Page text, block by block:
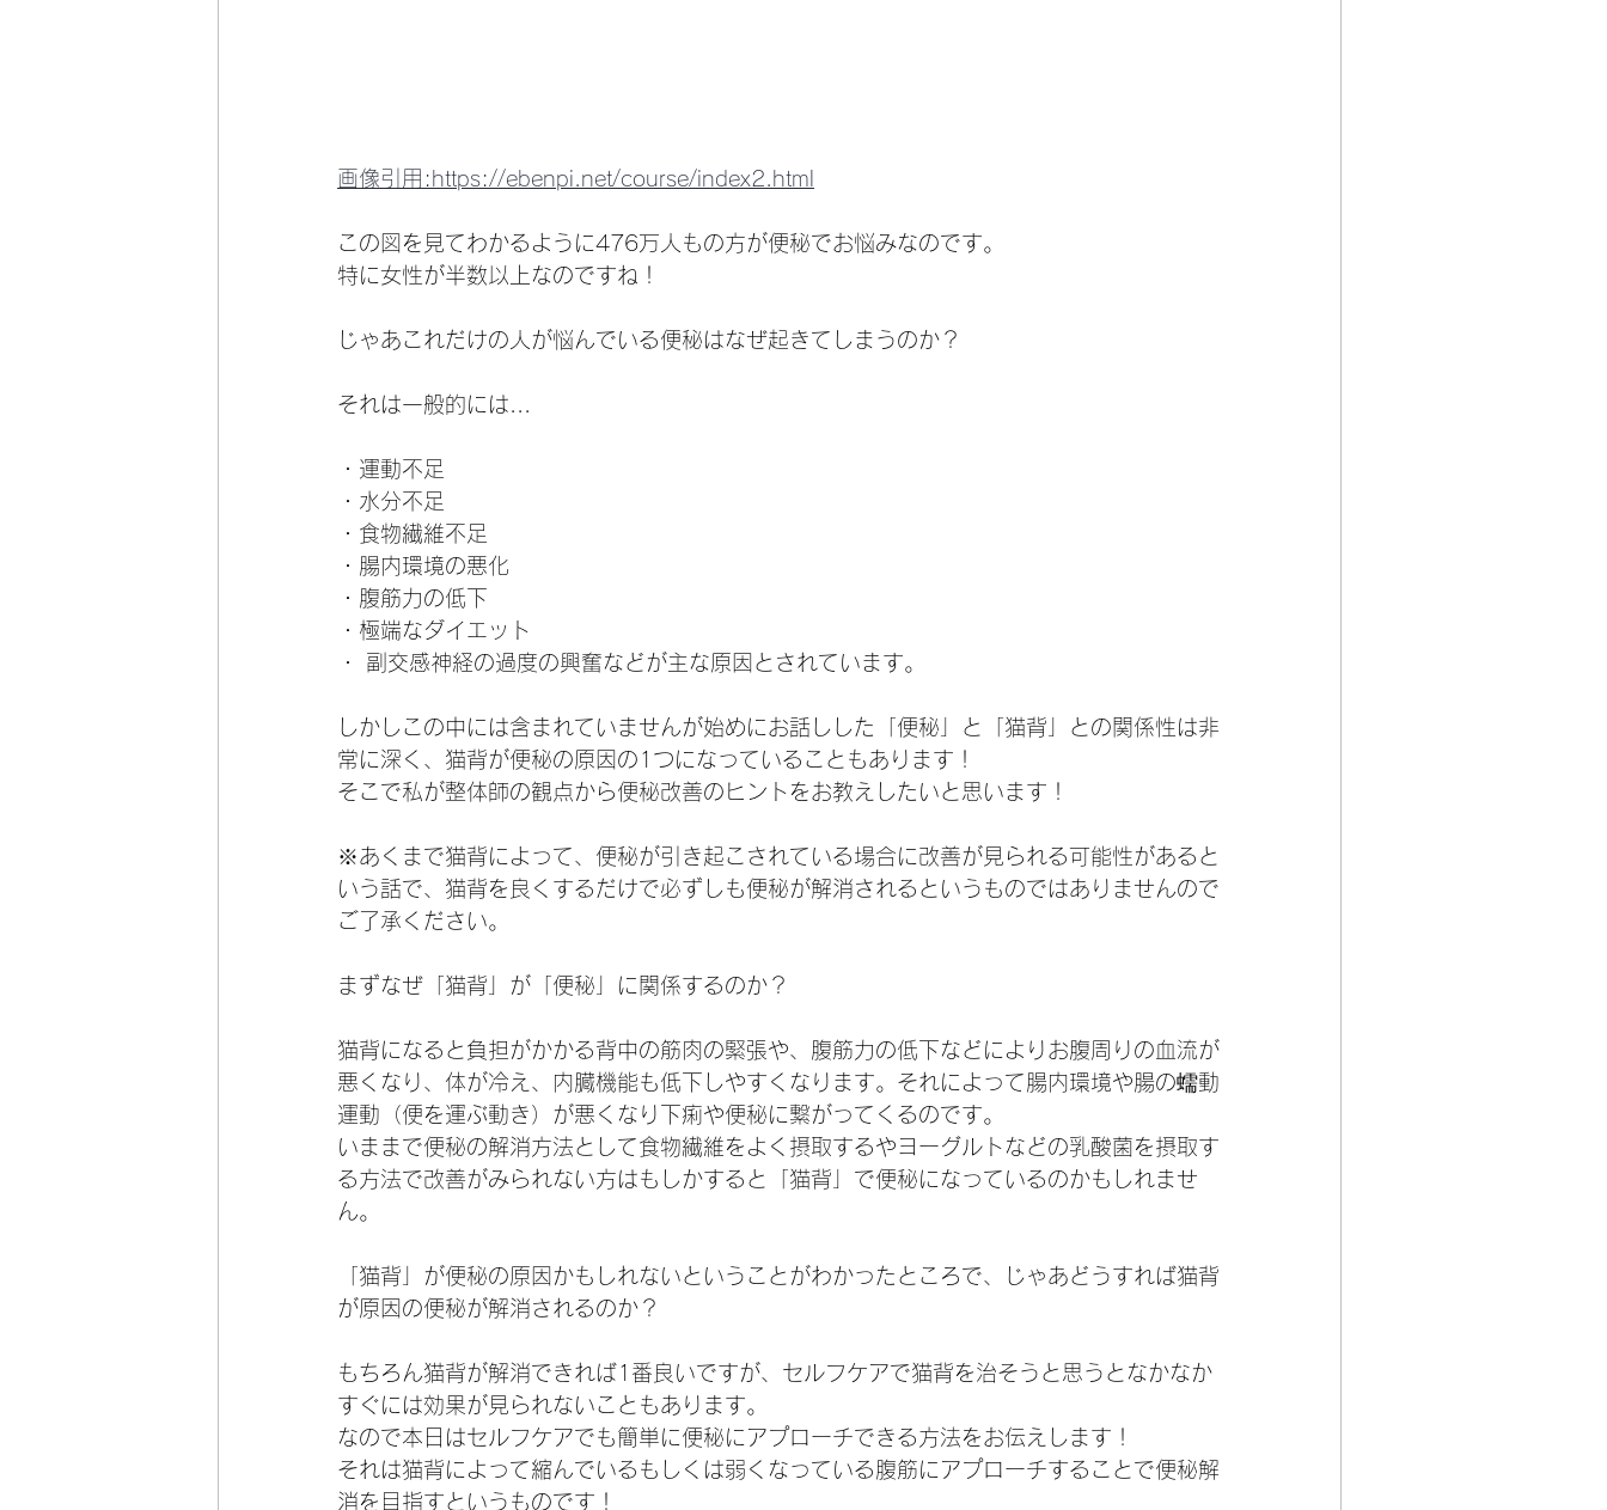
画像引用:https://ebenpi.net/course/index2.html
この図を見てわかるように476万人もの方が便秘でお悩みなのです。
特に女性が半数以上なのですね！
じゃあこれだけの人が悩んでいる便秘はなぜ起きてしまうのか？
それは一般的には...
・運動不足
・水分不足
・食物繊維不足
・腸内環境の悪化
・腹筋力の低下
・極端なダイエット
・ 副交感神経の過度の興奮などが主な原因とされています。
しかしこの中には含まれていませんが始めにお話しした「便秘」と「猫背」との関係性は非
常に深く、猫背が便秘の原因の1つになっていることもあります！
そこで私が整体師の観点から便秘改善のヒントをお教えしたいと思います！
※あくまで猫背によって、便秘が引き起こされている場合に改善が見られる可能性があると
いう話で、猫背を良くするだけで必ずしも便秘が解消されるというものではありませんので
ご了承ください。
まずなぜ「猫背」が「便秘」に関係するのか？
猫背になると負担がかかる背中の筋肉の緊張や、腹筋力の低下などによりお腹周りの血流が
悪くなり、体が冷え、内臓機能も低下しやすくなります。それによって腸内環境や腸の蠕動
運動（便を運ぶ動き）が悪くなり下痢や便秘に繋がってくるのです。
いままで便秘の解消方法として食物繊維をよく摂取するやヨーグルトなどの乳酸菌を摂取す
る方法で改善がみられない方はもしかすると「猫背」で便秘になっているのかもしれませ
ん。
「猫背」が便秘の原因かもしれないということがわかったところで、じゃあどうすれば猫背
が原因の便秘が解消されるのか？
もちろん猫背が解消できれば1番良いですが、セルフケアで猫背を治そうと思うとなかなか
すぐには効果が見られないこともあります。
なので本日はセルフケアでも簡単に便秘にアプローチできる方法をお伝えします！
それは猫背によって縮んでいるもしくは弱くなっている腹筋にアプローチすることで便秘解
消を目指すというものです！